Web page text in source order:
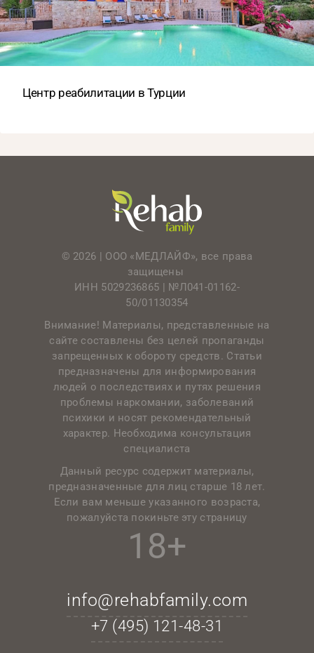
Центр реабилитации в Турции
© 2026 | ООО «МЕДЛАЙФ», все права
защищены
ИНН 5029236865 | №Л041-01162-
50/01130354
Внимание! Материалы, представленные на
сайте составлены без целей пропаганды
запрещенных к обороту средств. Статьи
предназначены для информирования
людей о последствиях и путях решения
проблемы наркомании, заболеваний
психики и носят рекомендательный
характер. Необходима консультация
специалиста
Данный ресурс содержит материалы,
предназначенные для лиц старше 18 лет.
Если вам меньше указанного возраста,
пожалуйста покиньте эту страницу
18+
info@rehabfamily.com
+7 (495) 121-48-31